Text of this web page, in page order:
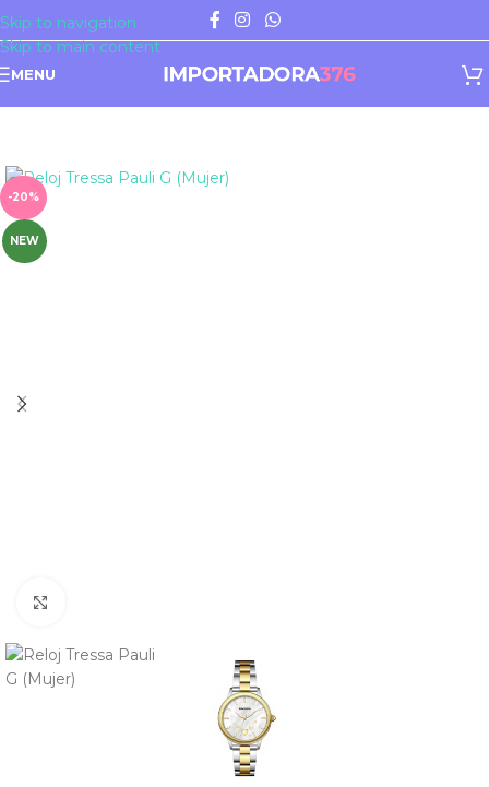
Skip to navigation
Skip to main content
MENU
-20%
NEW